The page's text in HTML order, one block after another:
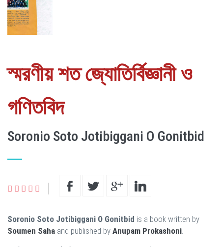
স্মরণীয় শত জ্যোতির্বিজ্ঞানী ও
গণিতবিদ
Soronio Soto Jotibiggani O Gonitbid
Soronio Soto Jotibiggani O Gonitbid is a book written by
Soumen Saha and published by Anupam Prokashoni